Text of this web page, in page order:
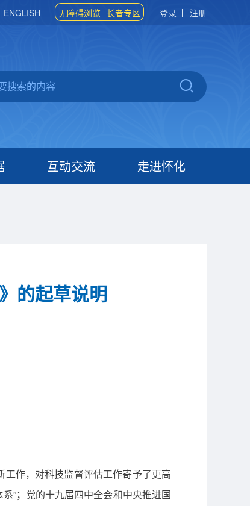
ENGLISH 无障碍浏览 长者专区 登录 注册
互动交流 走进怀化
的起草说明
工作，对科技监督评估工作寄予了更高
”；党的十九届四中全会和中央推进国